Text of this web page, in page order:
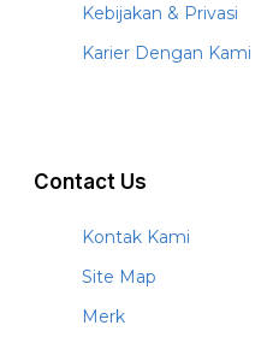
Kebijakan & Privasi
Karier Dengan Kami
Contact Us
Kontak Kami
Site Map
Merk